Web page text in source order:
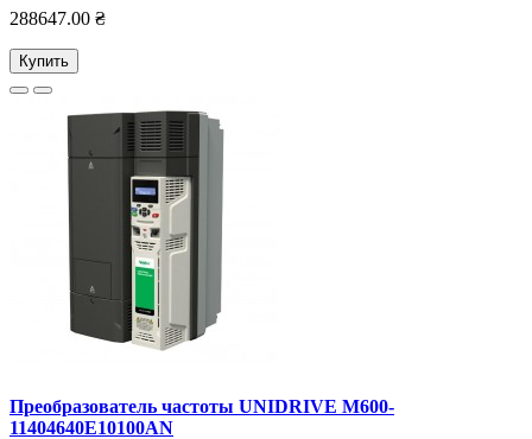
288647.00 ₴
Купить
Преобразователь частоты UNIDRIVE M600-
11404640E10100AN